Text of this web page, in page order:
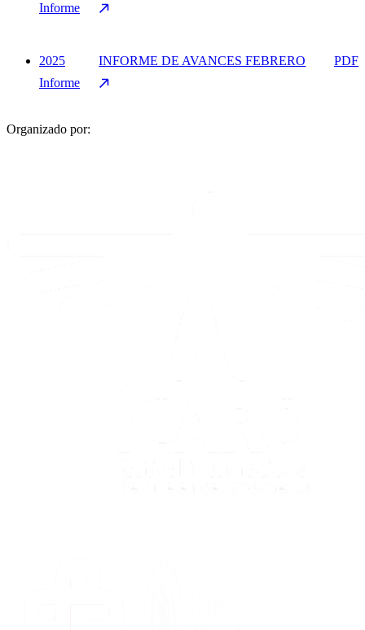
Informe
2025 INFORME DE AVANCES FEBRERO
PDF
Informe
Organizado por: